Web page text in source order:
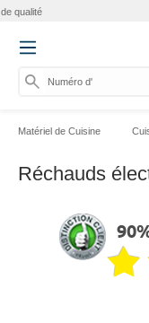
Numéro d'artic
Matériel de Cuisine
Réchauds